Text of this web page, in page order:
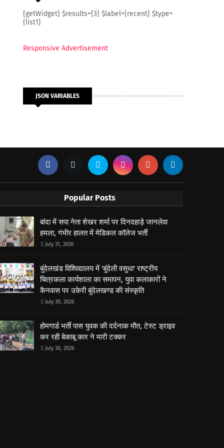
{getWidget} $results={3} $label={recent} $type=
{list1}
Responsive Advertisement
JSON VARIABLES
Popular Posts
बांदा में सपा नेता शेखर शर्मा पर दिनदहाड़े जानलेवा
हमला, गंभीर हालत में मेडिकल कॉलेज भर्ती
July 31, 2026
बुंदेलखंड विश्विद्यालय में 'बुंदेली वसुधा' राष्ट्रीय
चित्रकला कार्यशाला का समापन, युवा कलाकारों ने
कैनवास पर उकेरी बुंदेलखण्ड की संस्कृति
July 30, 2026
होमगार्ड भर्ती पास युवक की दर्दनाक मौत, टेस्ट ड्राइव
कर रही बेकाबू कार ने मारी टक्कर
July 30, 2026